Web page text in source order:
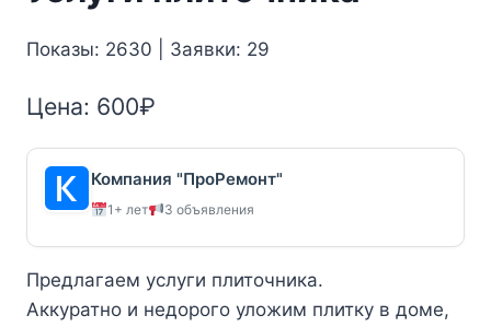
Показы: 2630 | Заявки: 29
Цена: 600₽
Компания "ПроРемонт"
1+ лет 3 объявления
Предлагаем услуги плиточника.
Аккуратно и недорого уложим плитку в доме,